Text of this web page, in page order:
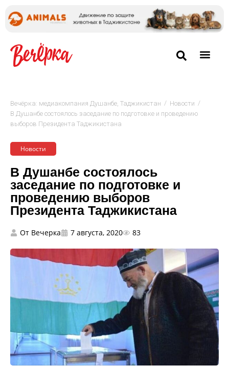
Вечёрка: медиакомпания Душанбе, Таджикистан / Новости /
В Душанбе состоялось заседание по подготовке и проведению
выборов Президента Таджикистана
Новости
В Душанбе состоялось
заседание по подготовке и
проведению выборов
Президента Таджикистана
От Вечерка 7 августа, 2020 83